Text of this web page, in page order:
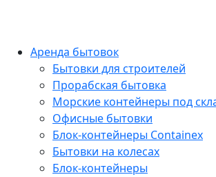
Аренда бытовок
Бытовки для строителей
Прорабская бытовка
Морские контейнеры под
Офисные бытовки
Блок-контейнеры Containex
Бытовки на колесах
Блок-контейнеры